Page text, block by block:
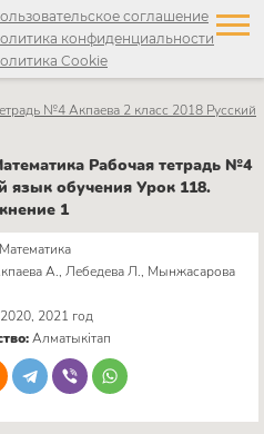
соглашение
конфиденциальности
Cookie
№4 Акпаева 2 класс 2018 Русский
Рабочая тетрадь №4
язык обучения Урок 118.
1
Математика
А., Лебедева Л., Мынжасарова
2021 год
Алматыкітап